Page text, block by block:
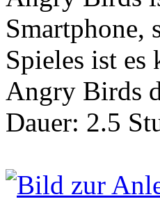
Smartphone,
Spieles ist
Angry Birds
Dauer: 2.5